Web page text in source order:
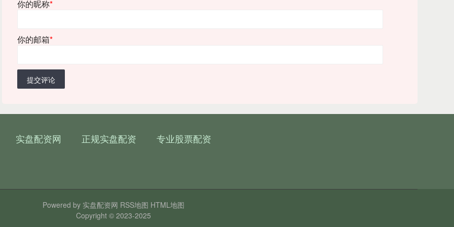
你的昵称*
你的邮箱*
提交评论
实盘配资网 正规实盘配资 专业股票配资
Powered by 实盘配资网 RSS地图 HTML地图
Copyright © 2023-2025